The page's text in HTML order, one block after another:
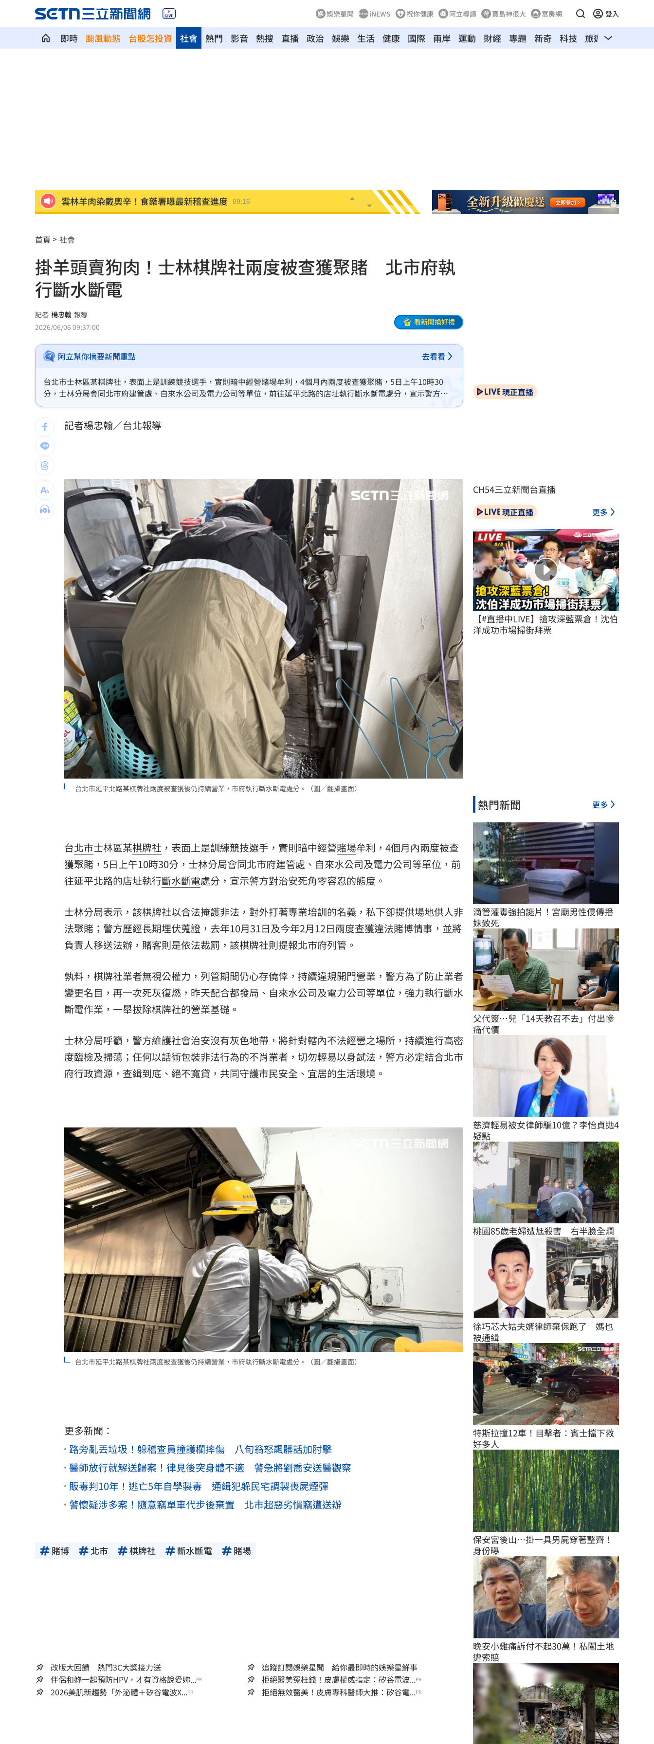
娛樂星聞 iNEWS 祝你健康 阿立導讀 寶島神很大 富房網 登入
即時 颱風動態 台股怎投資 熱門 影音 熱搜 直播 政治
社會 娛樂 生活 健康 國際 兩岸 運動 財經 專題 新奇 科技 旅遊 汽車
雲林羊肉染戴奧辛！食藥署曝最新稽查進度 09:16
槍砲通緝「躲中國20年」偷渡回台觸國安法
慈濟被詐10億 他轟：多少人血汗錢遭誤用 09:04
兆基屋管遭侵占7億 董座李建成羈押禁見
塑膠袋丟錯最高罰6千！環保局點9種別回收
知名韓貨品牌爆解散 合夥人鬧翻遭控侵占
BLACKPINK十週年惹怒粉絲 Jisoo急道歉了
新／白海豚雨彈炸北台灣！7縣市大雨特報 08:42
田路路嗆曹雨婷不配當理事長 姜厚任發聲
47歲婦腹痛才知懷孕！女嬰出生全家嚇壞 08:22
林逸欣首個父親節淚崩！12條家規逼哭網 08:11
台灣彩券開獎直播中 20:31
LIVE三立+24小時直播 15:27
三立iNEWS新聞台線上直播 18:00
商場戰國來臨 台中「頂奢大道」逐漸成形 12:00
台彩父親節推新刮刮樂千萬頭獎超「爸」氣 12:00
「拍片人的多重宇宙」職涯論壇9/12登場！ 10:30
8國球員齊聚高雄 Formosa 7s掀足球熱潮 10:00
理想混蛋號召粉絲跨海追星吃美食！
首頁 社會
掛羊頭賣狗肉！士林棋牌社兩度被查獲聚賭 北市府執
行斷水斷電
記者 楊忠翰 報導
2026/06/06 09:37:00
看新聞換好禮
阿立幫你摘要新聞重點 去看看
台北市士林區某棋牌社，表面上是訓練競技選手，實則暗中經營賭場牟利，4個月內兩度被查獲聚賭，5日上午10時30
分，士林分局會同北市府建管處、自來水公司及電力公司等單位，前往延平北路的店址執行斷水斷電處分，宣示警方對
治安死角零容忍的態度。
記者楊忠翰／台北報導
台北市延平北路某棋牌社兩度被查獲後仍持續營業，市府執行斷水斷電處分。（圖／翻攝畫面）
台北市士林區某棋牌社 ，表面上是訓練競技選手，實則暗中經營賭場牟利，4個月內兩度被查
獲聚賭，5日上午10時30分，士林分局會同北市府建管處、自來水公司及電力公司等單位，前
往延平北路的店址執行斷水斷電處分，宣示警方對治安死角零容忍的態度。
士林分局表示，該棋牌社以合法掩護非法，對外打著專業培訓的名義，私下卻提供場地供人非
法聚賭；警方歷經長期埋伏蒐證，去年10月31日及今年2月12日兩度查獲違法賭博情事，並將
負責人移送法辦，賭客則是依法裁罰，該棋牌社則提報北市府列管。
孰料，棋牌社業者無視公權力，列管期間仍心存僥倖，持續違規開門營業，警方為了防止業者
變更名目，再一次死灰復燃，昨天配合都發局、自來水公司及電力公司等單位，強力執行斷水
斷電作業，一舉拔除棋牌社的營業基礎。
士林分局呼籲，警方維護社會治安沒有灰色地帶，將針對轄內不法經營之場所，持續進行高密
度臨檢及掃蕩；任何以話術包裝非法行為的不肖業者，切勿輕易以身試法，警方必定結合北市
府行政資源，查緝到底、絕不寬貸，共同守護市民安全、宜居的生活環境。
台北市延平北路某棋牌社兩度被查獲後仍持續營業，市府執行斷水斷電處分。（圖／翻攝畫面）
更多新聞：
路旁亂丟垃圾！躲稽查員撞護欄摔傷 八旬翁怒飆髒話加肘擊
醫師放行就解送歸案！律見後突身體不適 警急將劉喬安送醫觀察
販毒判10年！逃亡5年自學製毒 通緝犯躲民宅調製喪屍煙彈
警懷疑涉多案！隨意竊單車代步後棄置 北市超惡劣慣竊遭送辦
賭博 北市 棋牌社 斷水斷電 賭場
改版大回饋 熱門3C大獎接力送
追蹤訂閱娛樂星聞 給你最即時的娛樂星鮮事
伴侶和妳一起預防HPV，才有資格說愛妳...PR 拒絕醫美冤枉錢！皮膚權威指定：矽谷電波...PR
2026美肌新趨勢「外泌體＋矽谷電波X...PR 拒絕無效醫美！皮膚專科醫師大推：矽谷電...PR
現正直播
CH54三立新聞台直播
現正直播 更多
【#直播中LIVE】搶攻深藍票倉！沈伯
洋成功市場掃街拜票
熱門新聞 更多
滴管灌毒強拍謎片！宮廟男性侵傳播
妹致死
父代簽…兒「14天教召不去」付出慘
痛代價
慈濟輕易被女律師騙10億？李怡貞拋4
疑點
桃園85歲老婦遭尪殺害　右半臉全爛
徐巧芯大姑夫婿律師棄保跑了　媽也
被通緝
特斯拉撞12車！目擊者：賓士擋下救
好多人
保安宮後山…掛一具男屍穿著整齊！
身份曝
晚安小雞痛訴付不起30萬！私闖土地
遭索賠